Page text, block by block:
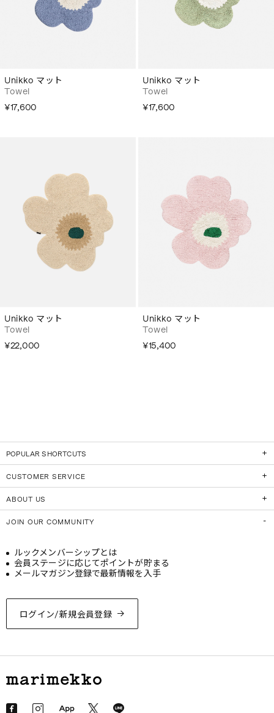
Unikko マット
Towel
¥17,600
Unikko マット
Towel
¥17,600
Unikko マット
Towel
¥22,000
Unikko マット
Towel
¥15,400
POPULAR SHORTCUTS
CUSTOMER SERVICE
ABOUT US
JOIN OUR COMMUNITY
ログイン/新規会員登録
ルックメンバーシップとは
会員ステージに応じてポイントが貯まる
メールマガジン登録で最新情報を入手